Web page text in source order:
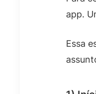
app.
Essa